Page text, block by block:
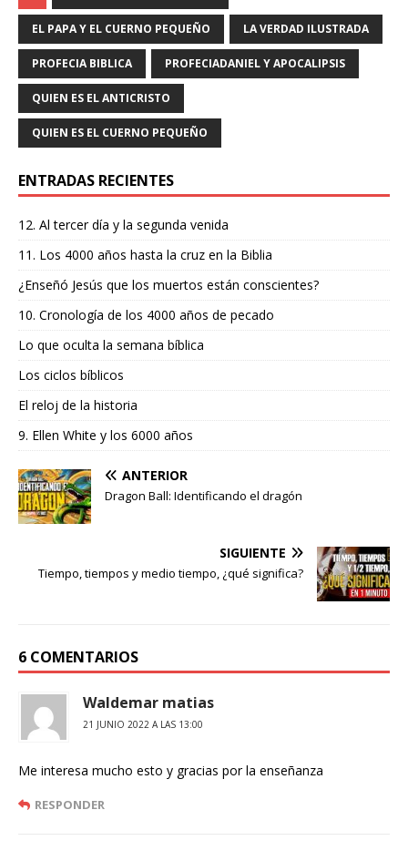
e
b
o
o
k
te
r
l s
A
p
p
g
ra
p
ar
EL PAPA Y EL CUERNO PEQUEÑO LA VERDAD ILUSTRADA
PROFECIA BIBLICA PROFECIADANIEL Y APOCALIPSIS
QUIEN ES EL ANTICRISTO
QUIEN ES EL CUERNO PEQUEÑO
ENTRADAS RECIENTES
12. Al tercer día y la segunda venida
11. Los 4000 años hasta la cruz en la Biblia
¿Enseñó Jesús que los muertos están conscientes?
10. Cronología de los 4000 años de pecado
Lo que oculta la semana bíblica
Los ciclos bíblicos
El reloj de la historia
9. Ellen White y los 6000 años
ANTERIOR
Dragon Ball: Identificando el dragón
SIGUIENTE
Tiempo, tiempos y medio tiempo, ¿qué significa?
6 COMENTARIOS
Waldemar matias
21 JUNIO 2022 A LAS 13:00
Me interesa mucho esto y gracias por la enseñanza
RESPONDER